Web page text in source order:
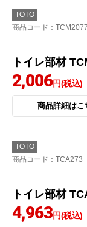
小便器自動洗浄
イレオプショ
AT131SD
37,932円(税
商品詳細はこ
TOTO
トイレ部材
2,006円(税込)
商品詳細はこ